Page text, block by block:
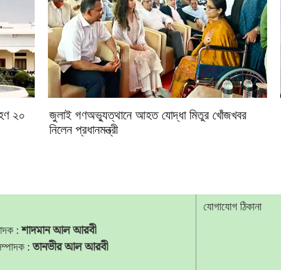
২০
জুলাই গণঅভ্যুত্থানে আহত যোদ্ধা মিতুর খোঁজখবর
নিলেন প্রধানমন্ত্রী
:শাদমান আল আরবী
সম্পাদক :তানভীর আল আরবী
যোগাযোগ ঠিকানা